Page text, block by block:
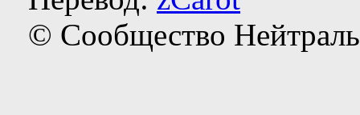
© Сообщество